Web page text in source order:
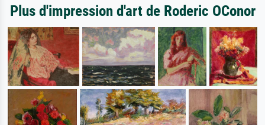
Plus d'impression d'art de Roderic OConor